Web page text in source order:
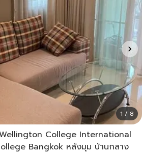
1 / 8
Wellington College International
Bangkok หลังมุม บ้านกลาง